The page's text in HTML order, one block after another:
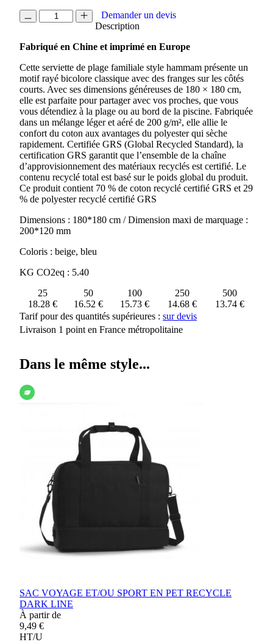
quantité
de
HAMMAM
ORNOS
GRS
VINGA
Demander un devis
Description
Fabriqué en Chine et imprimé en Europe
Cette serviette de plage familiale style hammam présente un
motif rayé bicolore classique avec des franges sur les côtés
courts. Avec ses dimensions généreuses de 180 × 180 cm,
elle est parfaite pour partager avec vos proches, que vous
vous détendiez à la plage ou au bord de la piscine. Fabriquée
dans un mélange léger et aéré de 200 g/m², elle allie le
confort du coton aux avantages du polyester qui sèche
rapidement. Certifiée GRS (Global Recycled Standard), la
certification GRS garantit que l’ensemble de la chaîne
d’approvisionnement des matériaux recyclés est certifié. Le
contenu recyclé total est basé sur le poids global du produit.
Ce produit contient 70 % de coton recyclé certifié GRS et 29
% de polyester recyclé certifié GRS
Dimensions : 180*180 cm / Dimension maxi de marquage :
200*120 mm
Coloris : beige, bleu
KG CO2eq : 5.40
25
50 100 250
500
18.28 €
16.52 € 15.73 € 14.68 €
13.74 €
Tarif pour des quantités supérieures : sur devis
Livraison 1 point en France métropolitaine
Dans le même style...
SAC VOYAGE ET/OU SPORT EN PET RECYCLE
DARK LINE
À partir de
9,49 €
HT/U